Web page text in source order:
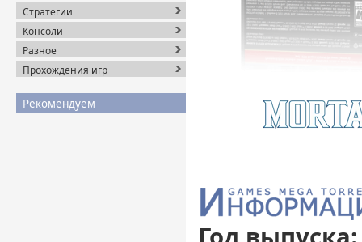
Стратегии
Консоли
Разное
Прохождения игр
Рекомендуем